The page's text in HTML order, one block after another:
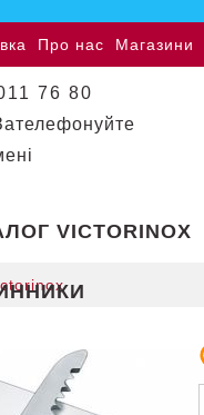
Про нас Магазини
76 80
VICTORINOX